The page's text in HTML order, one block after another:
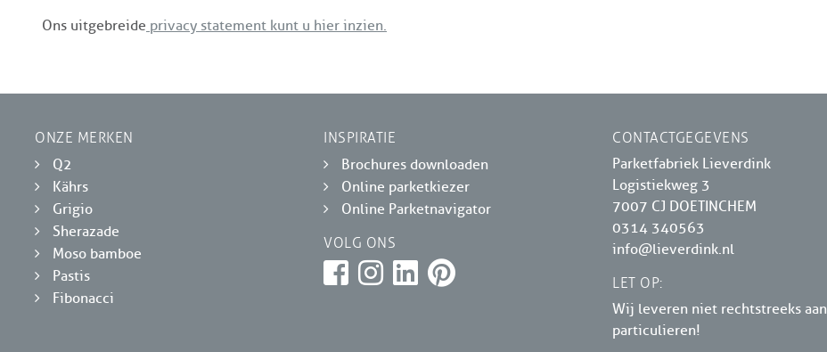
Ons uitgebreide privacy statement kunt u hier inzien.
ONZE MERKEN
Q2
Kährs
Grigio
Sherazade
Moso bamboe
Pastis
Fibonacci
INSPIRATIE
Brochures downloaden
Online parketkiezer
Online Parketnavigator
VOLG ONS
CONTACTGEGEVENS
Parketfabriek Lieverdink
Logistiekweg 3
7007 CJ DOETINCHEM
0314 340563
info@lieverdink.nl
LET OP:
Wij leveren niet rechtstreeks aan
particulieren!